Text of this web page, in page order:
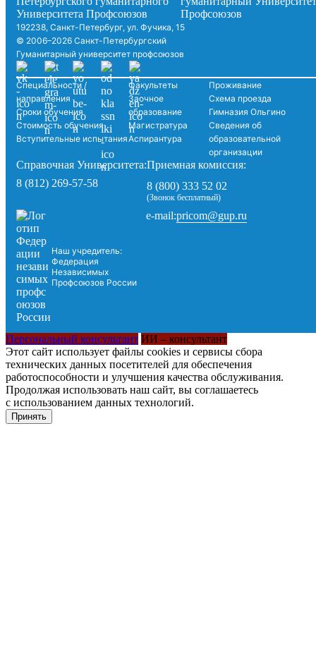
192238, Санкт-Петербург, ул. Фучика, 15
© 2006–2026 Санкт-Петербургский
Гуманитарный университет профсоюзов
Специальности /
направления
Сроки обучения
Стоимость обучения
Вступительные испытания
Факультеты
Заочное
образование
Магистратура
Аспирантура
Проживание
Схема проезда
Гимназия Ольгино
Сведения об
образовательной
организации
Справочная Университета:
8 (812) 269-57-58
Приемная комиссия:
8 (800) 333 52 02
(Звонок бесплатный)
Наш учредитель:
Федерация
Независимых
Профсоюзов России
e-mail:pricom@gup.ru
Персональный консультант ИИ – консультант
Этот сайт использует файлы cookies и сервисы сбора
технических данных посетителей для обеспечения
работоспособности и улучшения качества обслуживания.
Продолжая использовать наш сайт, вы соглашаетесь
с использованием данных технологий.
Принять